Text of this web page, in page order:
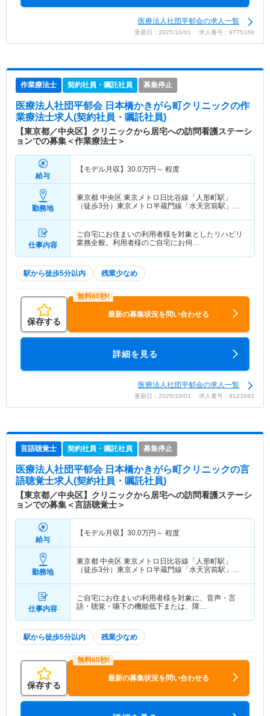
医療法人社団平郁会の求人一覧
更新日：2025/10/01 求人番号：9775169
作業療法士 契約社員・嘱託社員 募集停止
医療法人社団平郁会 日本橋かきがら町クリニックの作
業療法士求人(契約社員・嘱託社員)
【東京都／中央区】クリニックから居宅への訪問看護ステーシ
ョンでの募集＜作業療法士＞
給与
【モデル月収】 30.0万円～ 程度
勤務地
東京都 中央区 東京メトロ日比谷線「人形町駅」
（徒歩3分）東京メトロ半蔵門線「水天宮前駅」
仕事内容
ご自宅にお住まいの利用者様を対象としたリハビリ
業務全般。利用者様のご自宅にお伺…
駅から徒歩5分以内 残業少なめ
保存する
最新の募集状況を問い合わせる
詳細を見る
医療法人社団平郁会の求人一覧
更新日：2025/10/01 求人番号：9123682
言語聴覚士 契約社員・嘱託社員 募集停止
医療法人社団平郁会 日本橋かきがら町クリニックの言
語聴覚士求人(契約社員・嘱託社員)
【東京都／中央区】クリニックから居宅への訪問看護ステーシ
ョンでの募集＜言語聴覚士＞
給与
【モデル月収】 30.0万円～ 程度
勤務地
東京都 中央区 東京メトロ日比谷線「人形町駅」
（徒歩3分）東京メトロ半蔵門線「水天宮前駅」
仕事内容
ご自宅にお住まいの利用者様を対象に、音声・言
語・聴覚・嚥下の機能低下または、障…
駅から徒歩5分以内 残業少なめ
保存する
最新の募集状況を問い合わせる